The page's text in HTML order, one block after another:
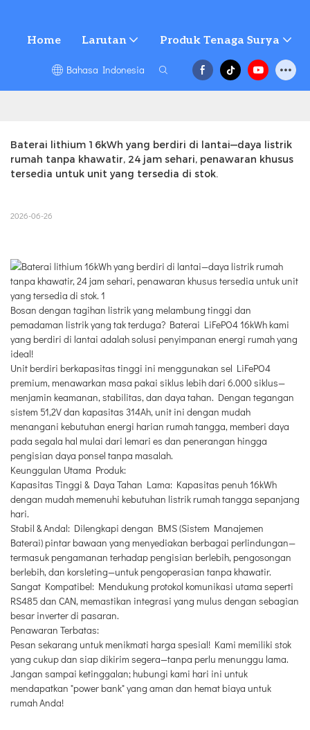
Home Larutan Produk Tenaga Surya
Bahasa Indonesia
Baterai lithium 16kWh yang berdiri di lantai—daya listrik
rumah tanpa khawatir, 24 jam sehari, penawaran khusus
tersedia untuk unit yang tersedia di stok.
2026-06-26
Bosan dengan tagihan listrik yang melambung tinggi dan
pemadaman listrik yang tak terduga? Baterai LiFePO4 16kWh kami
yang berdiri di lantai adalah solusi penyimpanan energi rumah yang
ideal!
Unit berdiri berkapasitas tinggi ini menggunakan sel LiFePO4
premium, menawarkan masa pakai siklus lebih dari 6.000 siklus—
menjamin keamanan, stabilitas, dan daya tahan. Dengan tegangan
sistem 51,2V dan kapasitas 314Ah, unit ini dengan mudah
menangani kebutuhan energi harian rumah tangga, memberi daya
pada segala hal mulai dari lemari es dan penerangan hingga
pengisian daya ponsel tanpa masalah.
Keunggulan Utama Produk:
Kapasitas Tinggi & Daya Tahan Lama: Kapasitas penuh 16kWh
dengan mudah memenuhi kebutuhan listrik rumah tangga sepanjang
hari.
Stabil & Andal: Dilengkapi dengan BMS (Sistem Manajemen
Baterai) pintar bawaan yang menyediakan berbagai perlindungan—
termasuk pengamanan terhadap pengisian berlebih, pengosongan
berlebih, dan korsleting—untuk pengoperasian tanpa khawatir.
Sangat Kompatibel: Mendukung protokol komunikasi utama seperti
RS485 dan CAN, memastikan integrasi yang mulus dengan sebagian
besar inverter di pasaran.
Penawaran Terbatas:
Pesan sekarang untuk menikmati harga spesial! Kami memiliki stok
yang cukup dan siap dikirim segera—tanpa perlu menunggu lama.
Jangan sampai ketinggalan; hubungi kami hari ini untuk
mendapatkan "power bank" yang aman dan hemat biaya untuk
rumah Anda!